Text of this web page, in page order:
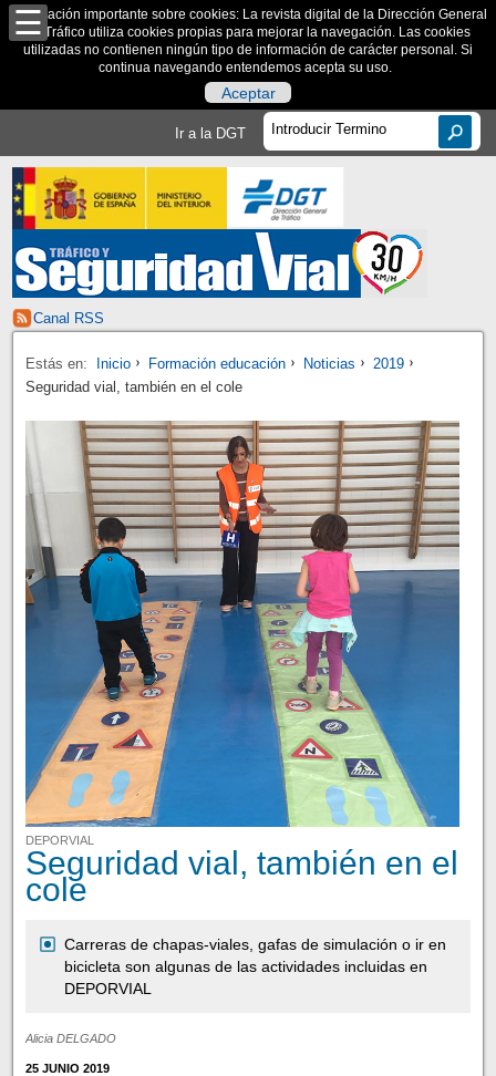
Información importante sobre cookies: La revista digital de la Dirección General
de Tráfico utiliza cookies propias para mejorar la navegación. Las cookies
utilizadas no contienen ningún tipo de información de carácter personal. Si
continua navegando entendemos acepta su uso.
Aceptar
Ir a la DGT
Canal RSS
Estás en: Inicio Formación educación Noticias
2019
Seguridad vial, también en el cole
DEPORVIAL
Seguridad vial, también en el
cole
Carreras de chapas-viales, gafas de simulación o ir en
bicicleta son algunas de las actividades incluidas en
DEPORVIAL
Alicia DELGADO
25 JUNIO 2019